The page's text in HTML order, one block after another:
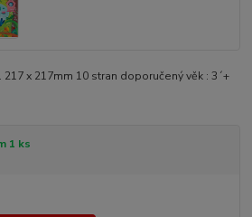
217 x 217mm 10 stran doporučený věk : 3´+
1 ks